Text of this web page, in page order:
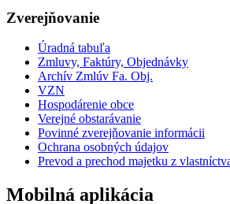
Zverejňovanie
Úradná tabuľa
Zmluvy, Faktúry, Objednávky
Archív Zmlúv Fa. Obj.
VZN
Hospodárenie obce
Verejné obstarávanie
Povinné zverejňovanie informácii
Ochrana osobných údajov
Prevod a prechod majetku z
Mobilná aplikácia